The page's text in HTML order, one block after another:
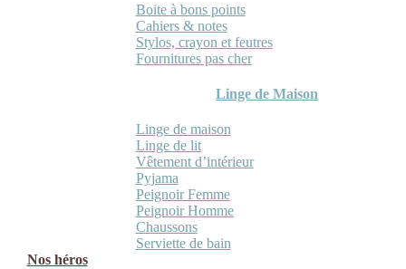
Boite à bons points
Cahiers & notes
Stylos, crayon et feutres
Fournitures pas cher
Linge de Maison
Linge de maison
Linge de lit
Vêtement d’intérieur
Pyjama
Peignoir Femme
Peignoir Homme
Chaussons
Serviette de bain
Nos héros